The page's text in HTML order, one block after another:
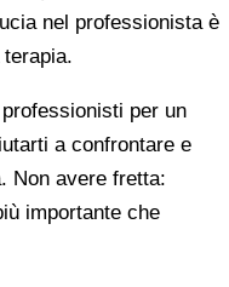
nel professionista è
per un
a confrontare e
Non avere fretta:
importante che